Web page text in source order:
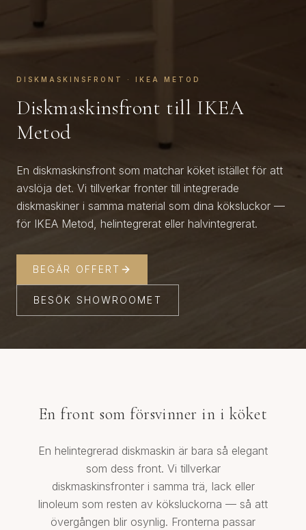
DISKMASKINSFRONT · IKEA METOD
Diskmaskinsfront till IKEA
Metod
En diskmaskinsfront som matchar köket istället för att
avslöja det. Vi tillverkar fronter till integrerade
diskmaskiner i samma material som dina köksluckor —
för IKEA Metod, helintegrerat eller halvintegrerat.
BEGÄR OFFERT
BESÖK SHOWROOMET
En front som försvinner in i köket
En helintegrerad diskmaskin är bara så elegant
som dess front. Vi tillverkar
diskmaskinsfronter i samma trä, lack eller
linoleum som resten av köksluckorna — så att
övergången blir osynlig. Fronterna passar